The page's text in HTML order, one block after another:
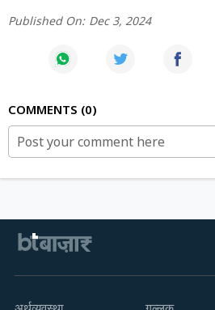
Published On: Dec 3, 2024
COMMENTS 0